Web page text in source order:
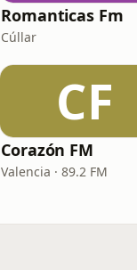
Romanticas Fm
Cúllar
CF
Corazón FM
Valencia · 89.2 FM